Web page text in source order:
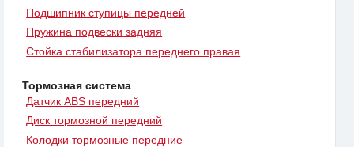
Подшипник ступицы передней
Пружина подвески задняя
Стойка стабилизатора переднего правая
Тормозная система
Датчик ABS передний
Диск тормозной передний
Колодки тормозные передние